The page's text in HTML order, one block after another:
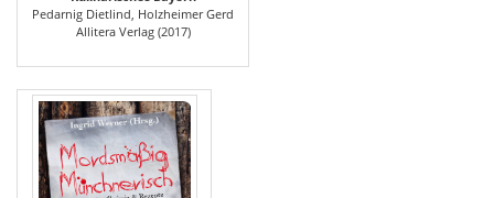
Pedarnig Dietlind, Holzheimer Gerd
Allitera Verlag (2017)